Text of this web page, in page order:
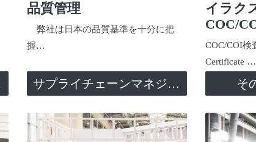
品質管理
弊社は日本の品質基準を十分に把
握…
サプライチェーンマネジメント
イラク
COC/
COC/COI検
Certificate …
そ